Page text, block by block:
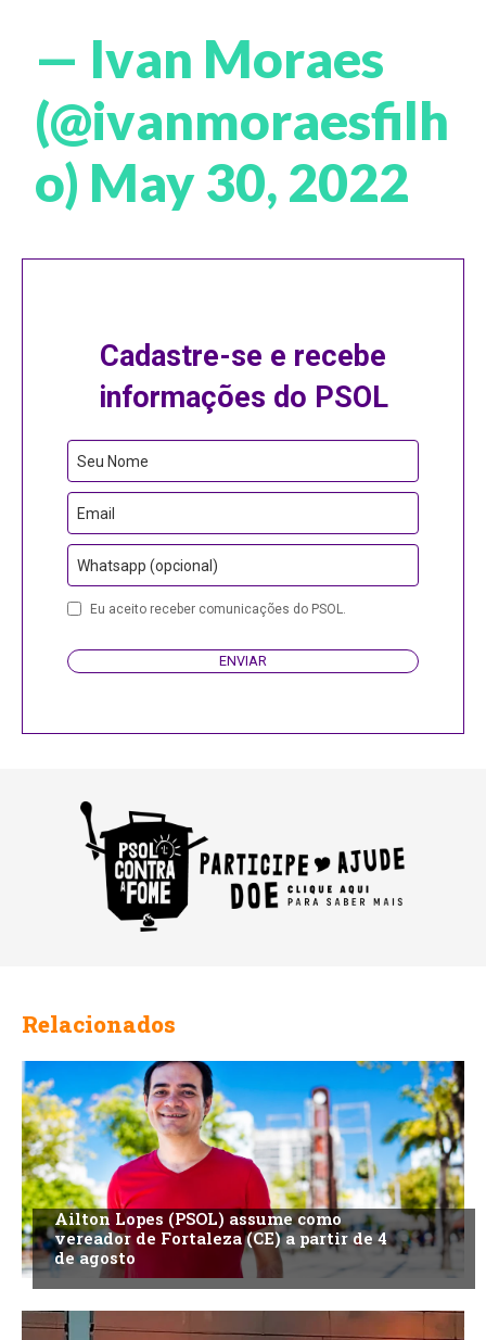
— Ivan Moraes
(@ivanmoraesfilh
o) May 30, 2022
Cadastre-se e recebe
informações do PSOL
Seu Nome
Email
Whatsapp (opcional)
Eu aceito receber comunicações do PSOL.
ENVIAR
Relacionados
Ailton Lopes (PSOL) assume como
vereador de Fortaleza (CE) a partir de 4
de agosto